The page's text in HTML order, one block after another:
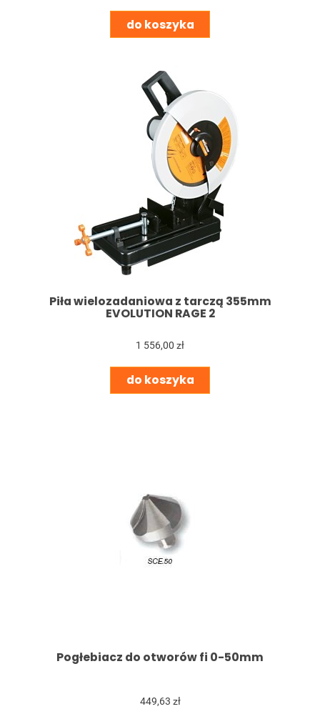
do koszyka
Piła wielozadaniowa z tarczą 355mm
EVOLUTION RAGE 2
1 556,00 zł
do koszyka
Pogłebiacz do otworów fi 0-50mm
449,63 zł